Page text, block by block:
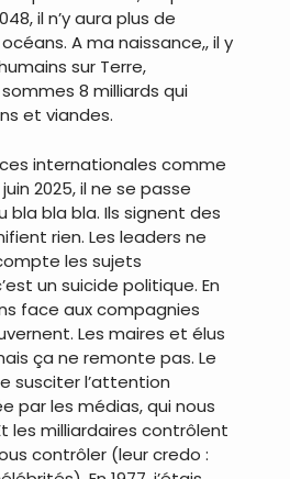
il n’y aura plus de
A ma naissance,, il y
sur Terre,
8 milliards qui
et viandes.
internationales comme
2025, il ne se passe
bla bla bla. Ils signent des
rien. Les leaders ne
les sujets
un suicide politique. En
face aux compagnies
Les maires et élus
ça ne remonte pas. Le
susciter l’attention
par les médias, qui nous
les milliardaires contrôlent
contrôler (leur credo :